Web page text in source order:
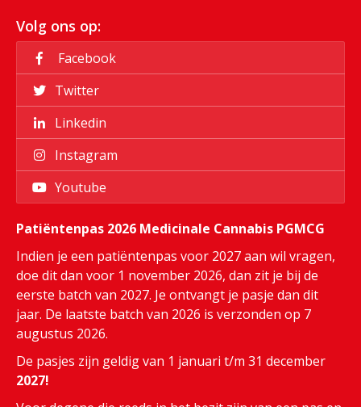
Volg ons op:
Facebook
Twitter
Linkedin
Instagram
Youtube
Patiëntenpas 2026 Medicinale Cannabis PGMCG
Indien je een patiëntenpas voor 2027 aan wil vragen,
doe dit dan voor 1 november 2026, dan zit je bij de
eerste batch van 2027. Je ontvangt je pasje dan dit
jaar. De laatste batch van 2026 is verzonden op 7
augustus 2026.
De pasjes zijn geldig van 1 januari t/m 31 december
2027!